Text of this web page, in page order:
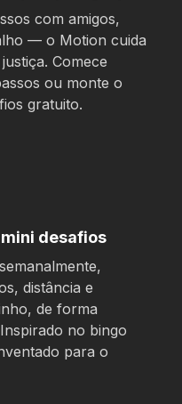
com amigos,
— o Motion cuida
Comece
ou monte o
gratuito.
desafios
distância e
de forma
no bingo
para o